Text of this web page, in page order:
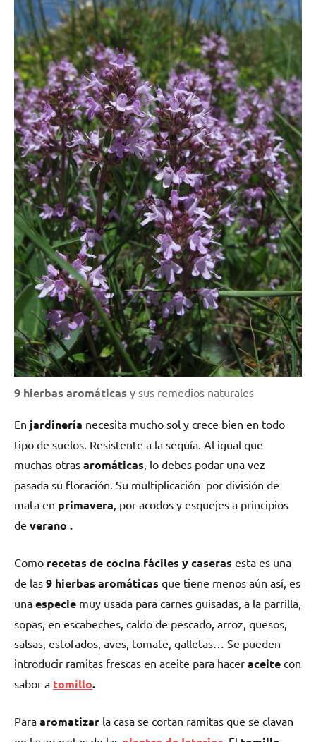
9 hierbas aromáticas y sus remedios naturales
En jardinería necesita mucho sol y crece bien en todo
tipo de suelos. Resistente a la sequía. Al igual que
muchas otras aromáticas, lo debes podar una vez
pasada su floración. Su multiplicación por división de
mata en primavera, por acodos y esquejes a principios
de verano .
Como recetas de cocina fáciles y caseras esta es una
de las 9 hierbas aromáticas que tiene menos aún así, es
una especie muy usada para carnes guisadas, a la parrilla,
sopas, en escabeches, caldo de pescado, arroz, quesos,
salsas, estofados, aves, tomate, galletas… Se pueden
introducir ramitas frescas en aceite para hacer aceite con
sabor a tomillo.
Para aromatizar la casa se cortan ramitas que se clavan